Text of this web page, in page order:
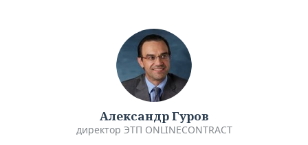
Александр Гуров
директор ЭТП ONLINECONTRACT